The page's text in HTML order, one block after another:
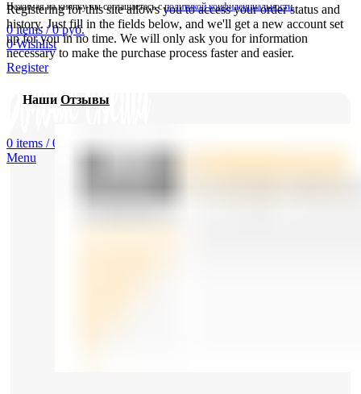
Нажимая на кнопку вы соглашаетесь сполитикой конфиденциальности.
0items / 0руб.
0Wishlist
0 items / 0
Menu
Registering for this site allows you to access your order status and
history. Just fill in the fields below, and we'll get a new account set
up for you in no time. We will only ask you for information
necessary to make the purchase process faster and easier.
Register
Наши Отзывы